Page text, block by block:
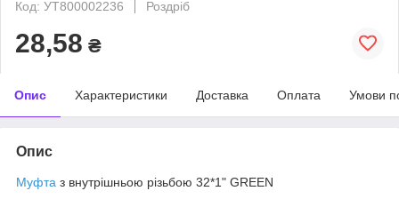
Код: УТ800002236
Роздріб
28,58 ₴
Опис Характеристики Доставка Оплата Умови
Опис
Муфта з внутрішньою різьбою 32*1" GREEN